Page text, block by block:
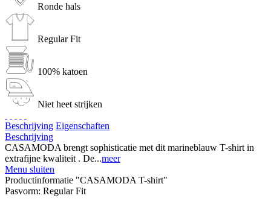
Ronde hals
Regular Fit
100% katoen
Niet heet strijken
Beschrijving Eigenschaften
Beschrijving
CASAMODA brengt sophisticatie met dit marineblauw T-shirt in
extrafijne kwaliteit . De...meer
Menu sluiten
Productinformatie "CASAMODA T-shirt"
Pasvorm: Regular Fit